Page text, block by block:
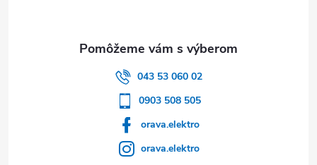
043 53 060 02
0903 508 505
orava.elektro
orava.elektro